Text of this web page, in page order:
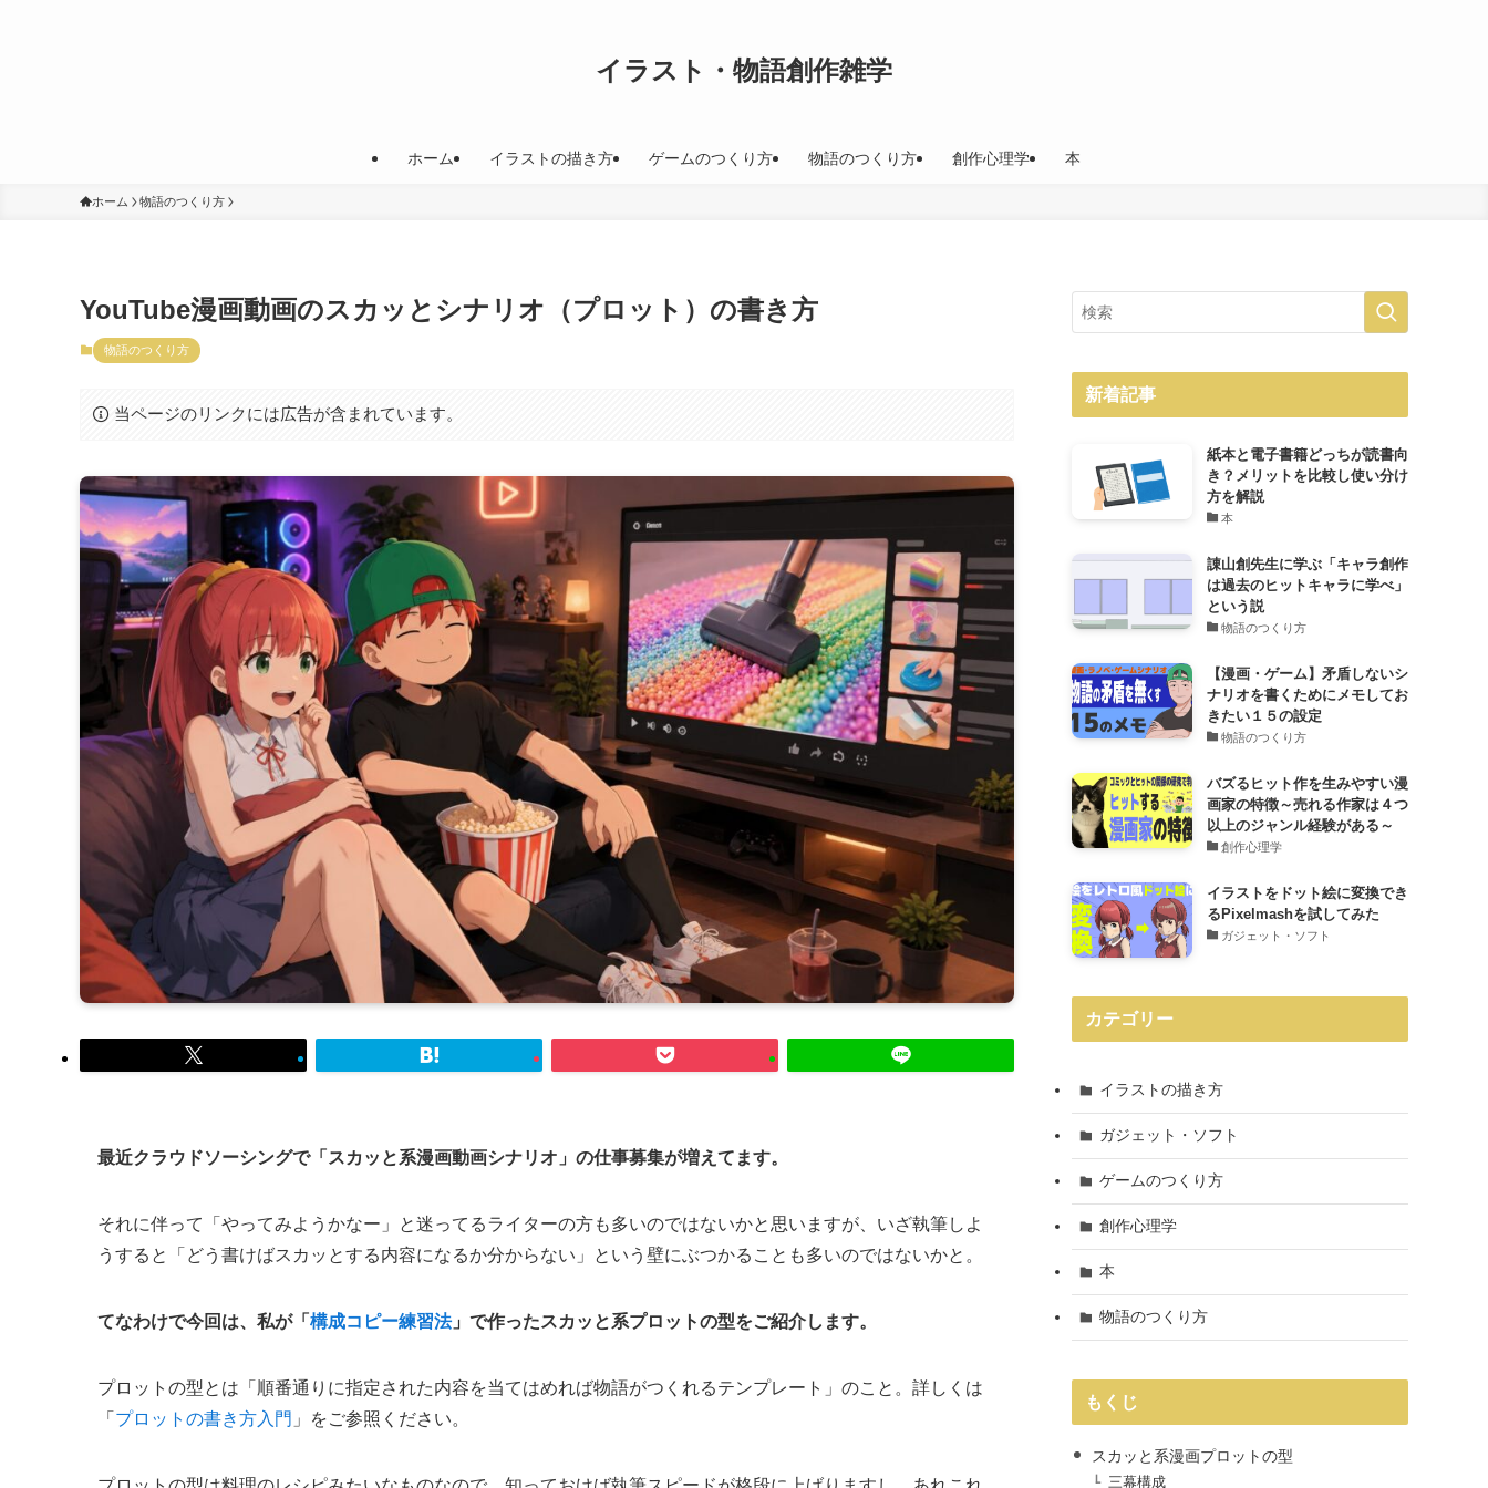
イラスト・物語創作雑学
ホーム イラストの描き方 ゲームのつくり方 物語のつくり方 創作心理学 本
ホーム 物語のつくり方
YouTube漫画動画のスカッとシナリオ（プロット）の書き方
物語のつくり方
当ページのリンクには広告が含まれています。
最近クラウドソーシングで「スカッと系漫画動画シナリオ」の仕事募集が増えてます。
それに伴って「やってみようかなー」と迷ってるライターの方も多いのではないかと思いますが、いざ執筆しよ
うすると「どう書けばスカッとする内容になるか分からない」という壁にぶつかることも多いのではないかと。
てなわけで今回は、私が「 構成コピー練習法」で作ったスカッと系プロットの型をご紹介します。
プロットの型とは「順番通りに指定された内容を当てはめれば物語がつくれるテンプレート」のこと。詳しくは
「 プロットの書き方入門 」をご参照ください。
新着記事
紙本と電子書籍どっちが読書向
き？メリットを比較し使い分け
方を解説
本
諌山創先生に学ぶ「キャラ創作
は過去のヒットキャラに学べ」
という説
物語のつくり方
【漫画・ゲーム】矛盾しないシ
ナリオを書くためにメモしてお
きたい１５の設定
物語のつくり方
バズるヒット作を生みやすい漫
画家の特徴～売れる作家は４つ
以上のジャンル経験がある～
創作心理学
イラストをドット絵に変換でき
るPixelmashを試してみた
ガジェット・ソフト
カテゴリー
イラストの描き方
ガジェット・ソフト
ゲームのつくり方
創作心理学
本
物語のつくり方
もくじ
スカッと系漫画プロットの型
三幕構成